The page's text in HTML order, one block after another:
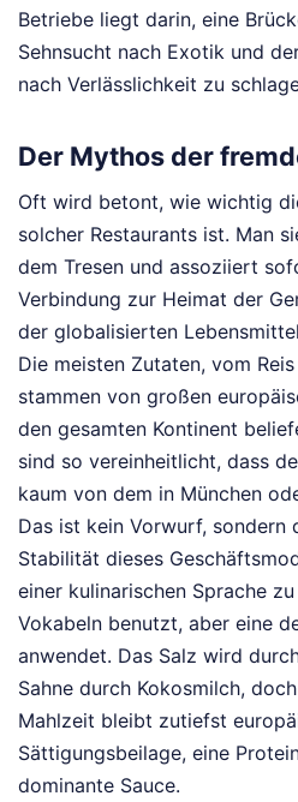
Betriebe liegt darin, eine
Sehnsucht nach Exotik und
nach Verlässlichkeit zu
Der Mythos der
Oft wird betont, wie wichtig
solcher Restaurants ist. Man
dem Tresen und assoziiert
Verbindung zur Heimat der
der globalisierten
Die meisten Zutaten, vom
stammen von großen
den gesamten Kontinent
sind so vereinheitlicht, dass
kaum von dem in München
Das ist kein Vorwurf, sondern
Stabilität dieses
einer kulinarischen Sprache
Vokabeln benutzt, aber eine
anwendet. Das Salz wird
Sahne durch Kokosmilch,
Mahlzeit bleibt zutiefst
Sättigungsbeilage, eine
dominante Sauce.